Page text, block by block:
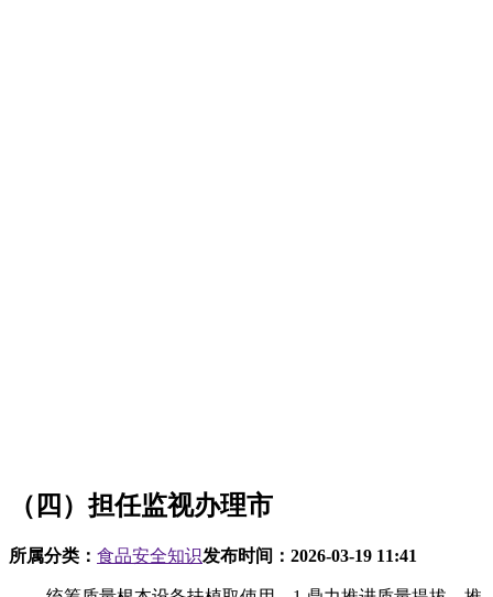
（四）担任监视办理市
所属分类： 食品安全知识发布时间： 2026-03-19 11:41